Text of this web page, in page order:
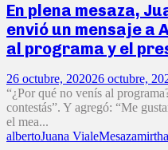
En plena mesaza,
envió un mensaje a
al programa y el
26 octubre, 202026 octubre,
“¿Por qué no venís al
contestás”. Y agregó: “Me
el mea...
albertoJuana VialeMesazamirtha